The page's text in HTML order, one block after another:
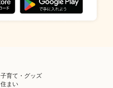
子育て・グッズ
住まい